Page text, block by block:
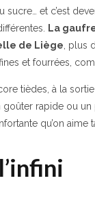
et c’est
La
de Liège , plus
et fourrées,
tièdes, à la
goûter rapide ou
qu’on aime